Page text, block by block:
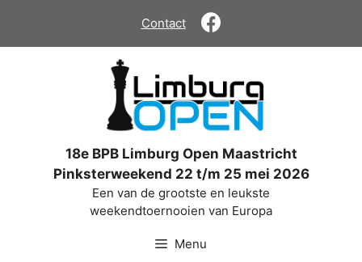
de
Contact
18e BPB Limburg Open Maastricht
Pinksterweekend 22 t/m 25 mei 2026
Een van de grootste en leukste
weekendtoernooien van Europa
Menu